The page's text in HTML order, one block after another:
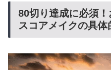
80切り達成に必須
スコアメイクの具体